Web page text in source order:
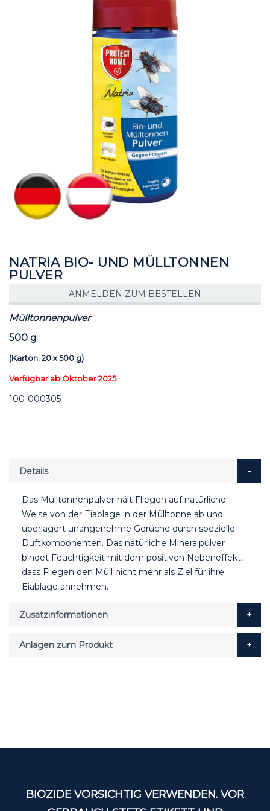
NATRIA BIO- UND MÜLLTONNEN
PULVER
ANMELDEN ZUM BESTELLEN
Mülltonnenpulver
500 g
(Karton: 20 x 500 g)
Verfügbar ab Oktober 2025
100-000305
Details
Das Mülltonnenpulver hält Fliegen auf natürliche
Weise von der Eiablage in der Mülltonne ab und
überlagert unangenehme Gerüche durch spezielle
Duftkomponenten. Das natürliche Mineralpulver
bindet Feuchtigkeit mit dem positiven Nebeneffekt,
dass Fliegen den Müll nicht mehr als Ziel für ihre
Eiablage annehmen.
Zusatzinformationen
Anlagen zum Produkt
BIOZIDE VORSICHTIG VERWENDEN. VOR